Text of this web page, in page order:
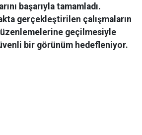
başarıyla tamamladı.
gerçekleştirilen çalışmaların
geçilmesiyle
bir görünüm hedefleniyor.